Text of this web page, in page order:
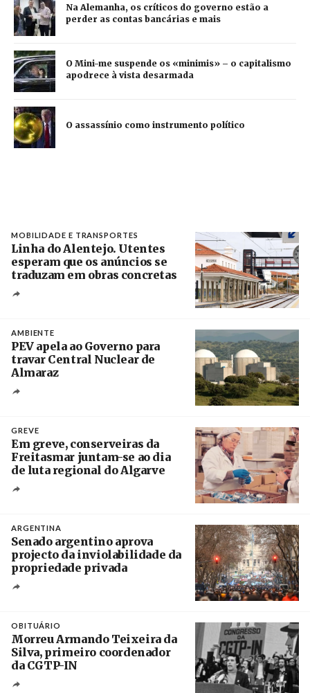
Na Alemanha, os críticos do governo estão a
perder as contas bancárias e mais
O Mini-me suspende os «minimis» – o capitalismo
apodrece à vista desarmada
O assassínio como instrumento político
MOBILIDADE E TRANSPORTES
Linha do Alentejo. Utentes
esperam que os anúncios se
traduzam em obras concretas
AMBIENTE
PEV apela ao Governo para
travar Central Nuclear de
Almaraz
GREVE
Em greve, conserveiras da
Freitasmar juntam-se ao dia
de luta regional do Algarve
ARGENTINA
Senado argentino aprova
projecto da inviolabilidade da
propriedade privada
OBITUÁRIO
Morreu Armando Teixeira da
Silva, primeiro coordenador
da CGTP-IN